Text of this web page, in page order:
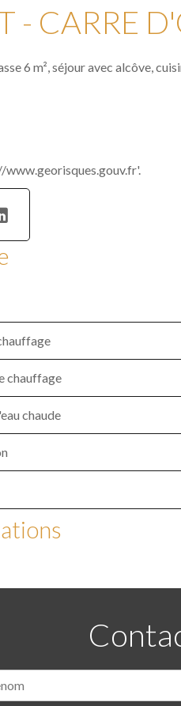
- CARRE
6 m², séjour avec alcôve,
www.georisques.gouv.fr'.
chauffage
chaude